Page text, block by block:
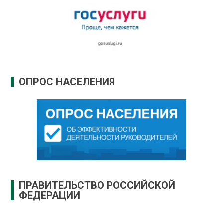
ОПРОС НАСЕЛЕНИЯ
ПРАВИТЕЛЬСТВО РОССИЙСКОЙ
ФЕДЕРАЦИИ